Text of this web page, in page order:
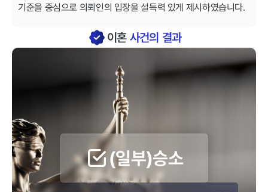
기준을 중심으로 의뢰인의 입장을 설득력 있게 제시하였습니다.
이혼 사건의 결과
(일부)승소